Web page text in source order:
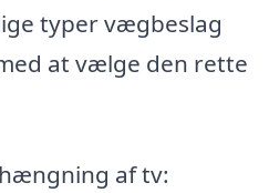
typer vægbeslag
at vælge den rette
af tv: